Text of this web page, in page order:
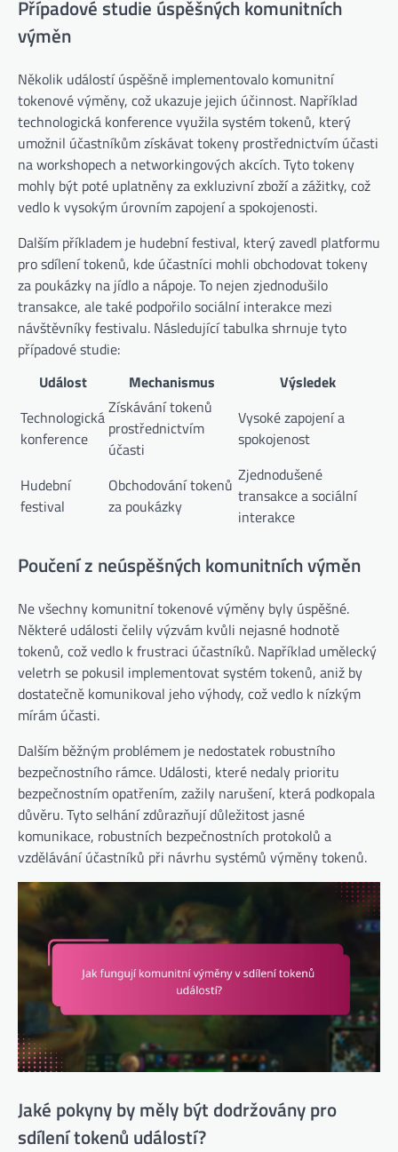
Případové studie úspěšných komunitních
výměn
Několik událostí úspěšně implementovalo komunitní
tokenové výměny, což ukazuje jejich účinnost. Například
technologická konference využila systém tokenů, který
umožnil účastníkům získávat tokeny prostřednictvím účasti
na workshopech a networkingových akcích. Tyto tokeny
mohly být poté uplatněny za exkluzivní zboží a zážitky, což
vedlo k vysokým úrovním zapojení a spokojenosti.
Dalším příkladem je hudební festival, který zavedl platformu
pro sdílení tokenů, kde účastníci mohli obchodovat tokeny
za poukázky na jídlo a nápoje. To nejen zjednodušilo
transakce, ale také podpořilo sociální interakce mezi
návštěvníky festivalu. Následující tabulka shrnuje tyto
případové studie:
Událost
Mechanismus
Výsledek
Technologická
konference
Získávání tokenů
prostřednictvím
účasti
Vysoké zapojení a
spokojenost
Hudební
festival
Obchodování tokenů
za poukázky
Zjednodušené
transakce a sociální
interakce
Poučení z neúspěšných komunitních výměn
Ne všechny komunitní tokenové výměny byly úspěšné.
Některé události čelily výzvám kvůli nejasné hodnotě
tokenů, což vedlo k frustraci účastníků. Například umělecký
veletrh se pokusil implementovat systém tokenů, aniž by
dostatečně komunikoval jeho výhody, což vedlo k nízkým
mírám účasti.
Dalším běžným problémem je nedostatek robustního
bezpečnostního rámce. Události, které nedaly prioritu
bezpečnostním opatřením, zažily narušení, která podkopala
důvěru. Tyto selhání zdůrazňují důležitost jasné
komunikace, robustních bezpečnostních protokolů a
vzdělávání účastníků při návrhu systémů výměny tokenů.
Jaké pokyny by měly být dodržovány pro
sdílení tokenů událostí?